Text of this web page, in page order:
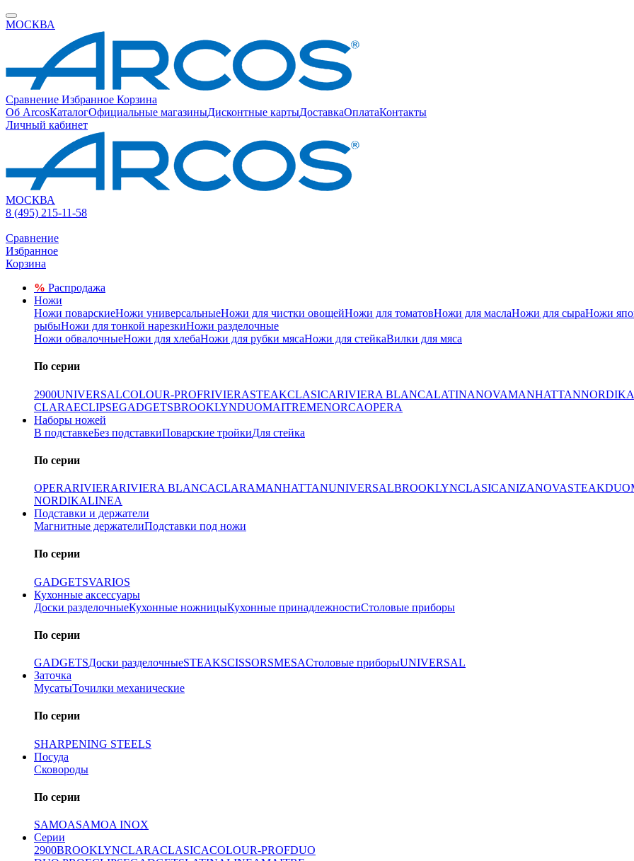
МОСКВА
Сравнение Избранное Корзина
Об ArcosКаталогОфициальные магазиныДисконтные картыДоставкаОплатаКонтакты
Личный кабинет
МОСКВА
8 (495) 215-11-58
Сравнение
Избранное
Корзина
% Распродажа
Ножи
Ножи поварскиеНожи универсальныеНожи для чистки овощейНожи для томатовНожи для маслаНожи для сыраНожи
рыбыНожи для тонкой нарезкиНожи разделочные
Ножи обвалочныеНожи для хлебаНожи для рубки мясаНожи для стейкаВилки для мяса
По серии
2900UNIVERSALCOLOUR-PROFRIVIERASTEAKCLASICARIVIERA BLANCALATINANOVAMANHATTANNORDIKA
CLARAECLIPSEGADGETSBROOKLYNDUOMAITREMENORCAOPERA
Наборы ножей
В подставкеБез подставкиПоварские тройкиДля стейка
По серии
OPERARIVIERARIVIERA BLANCACLARAMANHATTANUNIVERSALBROOKLYNCLASICANIZANOVASTEAKDUO
NORDIKALINEA
Подставки и держатели
Магнитные держателиПодставки под ножи
По серии
GADGETSVARIOS
Кухонные аксессуары
Доски разделочныеКухонные ножницыКухонные принадлежностиСтоловые приборы
По серии
GADGETSДоски разделочныеSTEAKSCISSORSMESAСтоловые приборыUNIVERSAL
Заточка
МусатыТочилки механические
По серии
SHARPENING STEELS
Посуда
Сковороды
По серии
SAMOASAMOA INOX
Серии
2900BROOKLYNCLARACLASICACOLOUR-PROFDUO